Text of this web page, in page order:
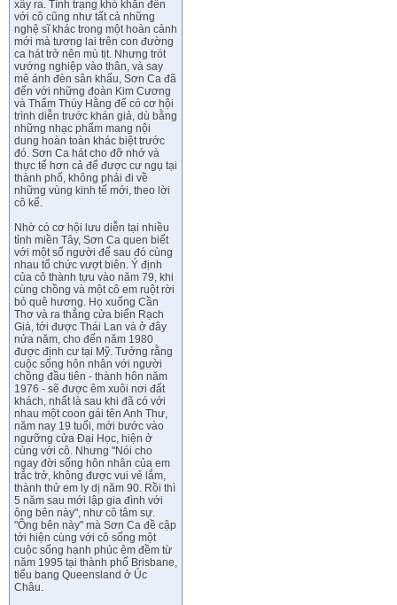
xẩy ra. Tình trạng khó khăn đến
với cô cũng như tất cả những
nghệ sĩ khác trong một hoàn cảnh
mới mà tương lai trên con đường
ca hát trở nên mù tịt. Nhưng trót
vướng nghiệp vào thân, và say
mê ánh đèn sân khấu, Sơn Ca đã
đến với những đoàn Kim Cương
và Thẩm Thúy Hằng để có cơ hội
trình diễn trước khán giả, dù bằng
những nhạc phẩm mang nội
dung hoàn toàn khác biệt trước
đó. Sơn Ca hát cho đỡ nhớ và
thực tế hơn cả để được cư ngụ tại
thành phố, không phải đi về
những vùng kinh tế mới, theo lời
cô kể.
Nhờ có cơ hội lưu diễn tại nhiều
tỉnh miền Tây, Sơn Ca quen biết
với một số người để sau đó cùng
nhau tổ chức vượt biên. Ý định
của cô thành tựu vào năm 79, khi
cùng chồng và một cô em ruột rời
bỏ quê hương. Họ xuống Cần
Thơ và ra thẳng cửa biển Rạch
Giá, tới được Thái Lan và ở đây
nửa năm, cho đến năm 1980
được định cư tại Mỹ. Tưởng rằng
cuộc sống hôn nhân với người
chồng đầu tiên - thành hôn năm
1976 - sẽ được êm xuôi nơi đất
khách, nhất là sau khi đã có với
nhau một coon gái tên Anh Thư,
năm nay 19 tuổi, mới bước vào
ngưỡng cửa Đại Học, hiện ở
cùng với cô. Nhưng "Nói cho
ngay đời sống hôn nhân của em
trắc trở, không được vui vẻ lắm,
thành thử em ly dị năm 90. Rồi thì
5 năm sau mới lập gia đình với
ông bên này", như cô tâm sự.
"Ông bên này" mà Sơn Ca đề cập
tới hiện cùng với cô sống một
cuộc sống hạnh phúc êm đềm từ
năm 1995 tại thành phố Brisbane,
tiểu bang Queensland ở Úc
Châu.